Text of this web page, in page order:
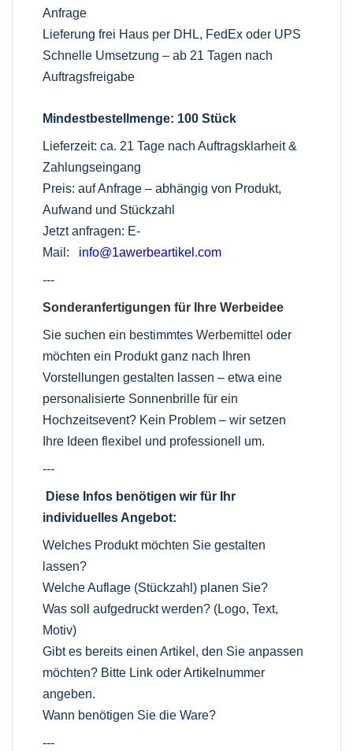
Anfrage
Lieferung frei Haus per DHL, FedEx oder UPS
Schnelle Umsetzung – ab 21 Tagen nach
Auftragsfreigabe
Mindestbestellmenge: 100 Stück
Lieferzeit: ca. 21 Tage nach Auftragsklarheit &
Zahlungseingang
Preis: auf Anfrage – abhängig von Produkt,
Aufwand und Stückzahl
Jetzt anfragen: E-
Mail:
info@1awerbeartikel.com
---
Sonderanfertigungen für Ihre Werbeidee
Sie suchen ein bestimmtesWerbemittel oder
möchten ein Produkt ganz nach Ihren
Vorstellungen gestalten lassen – etwa eine
personalisierte Sonnenbrille für ein
Hochzeitsevent? Kein Problem – wir setzen
Ihre Ideen flexibel und professionell um.
---
Diese Infos benötigen wir für Ihr
individuelles Angebot:
Welches Produkt möchten Sie gestalten
lassen?
Welche Auflage (Stückzahl) planen Sie?
Was soll aufgedruckt werden? (Logo, Text,
Motiv)
Gibt es bereits einen Artikel, den Sie anpassen
möchten? Bitte Link oder Artikelnummer
angeben.
Wann benötigen Sie die Ware?
---